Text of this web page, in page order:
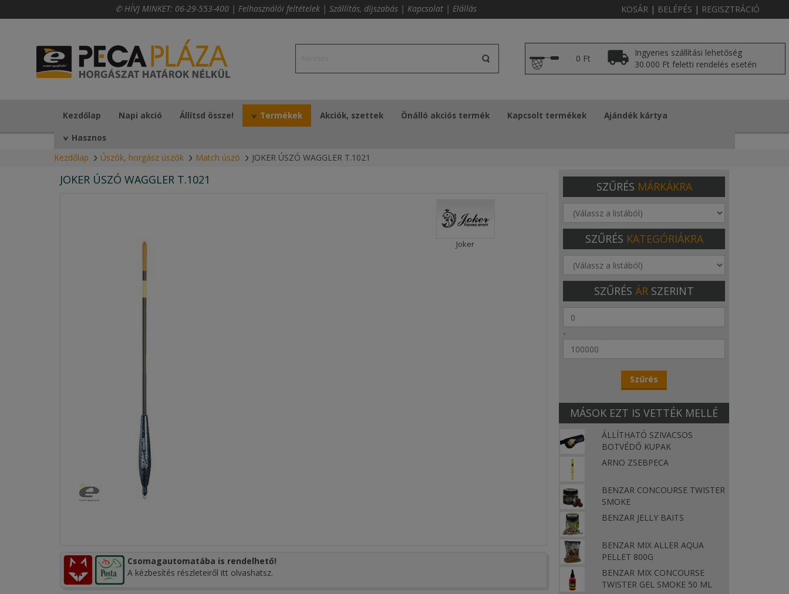
✆ HÍVJ MINKET: 06-29-553-400 | Felhasználói feltételek | Szállítás, díjszabás | Kapcsolat | Elállás KOSÁR | BELÉPÉS | REGISZTRÁCIÓ
0 Ft
Ingyenes szállítási lehetőség
30.000 Ft feletti rendelés esetén
Kezdőlap Napi akció Állítsd össze! Termékek Akciók, szettek Önálló akciós termék Kapcsolt termékek Ajándék kártya
Hasznos
Kezdőlap Úszók, horgász úszók Match úszó JOKER ÚSZÓ WAGGLER T.1021
JOKER ÚSZÓ WAGGLER T.1021
Joker
Csomagautomatába is rendelhető!
A kézbesítés részleteiről itt olvashatsz.
SZŰRÉS MÁRKÁKRA
SZŰRÉS KATEGÓRIÁKRA
SZŰRÉS ÁR SZERINT
-
MÁSOK EZT IS VETTÉK MELLÉ
ÁLLÍTHATÓ SZIVACSOS
BOTVÉDŐ KUPAK
ARNO ZSEBPECA
BENZAR CONCOURSE TWISTER
SMOKE
BENZAR JELLY BAITS
BENZAR MIX ALLER AQUA
PELLET 800G
BENZAR MIX CONCOURSE
TWISTER GEL SMOKE 50 ML